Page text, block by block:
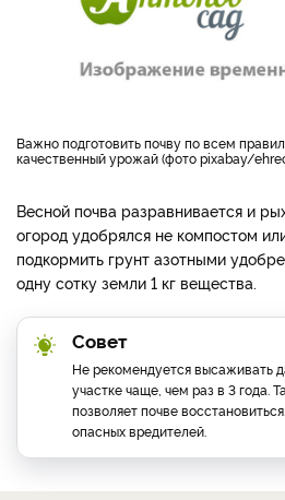
Важно подготовить почву по всем правилам, чтобы получить
качественный урожай (фото pixabay/
Весной почва разравнивается и
огород удобрялся не компостом
подкормить грунт азотными
одну сотку земли 1 кг вещества.
Совет
Не рекомендуется высаживать
участке чаще, чем раз в 3 года.
позволяет почве
опасных вредителей.